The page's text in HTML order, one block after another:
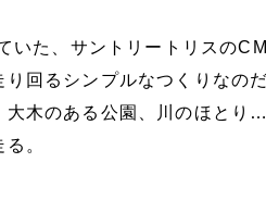
いた、サントリートリスの
回るシンプルなつくりなの
大木のある公園、川のほと
。